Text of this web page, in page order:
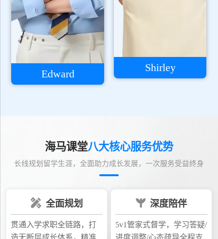
Edward
Shirley
海马课堂八大核心服务优势
长线规划留学生涯，全面助力成长发展，一次服务受益终身
全面规划
贯通入学求职全链路，打
深度陪伴
5v1管家式督学，学习答疑/